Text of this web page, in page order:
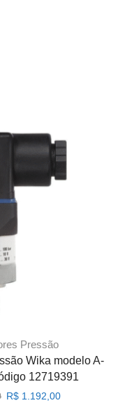
Pressão
Wika modelo A-
12719391
O
R$ 1.192,00O